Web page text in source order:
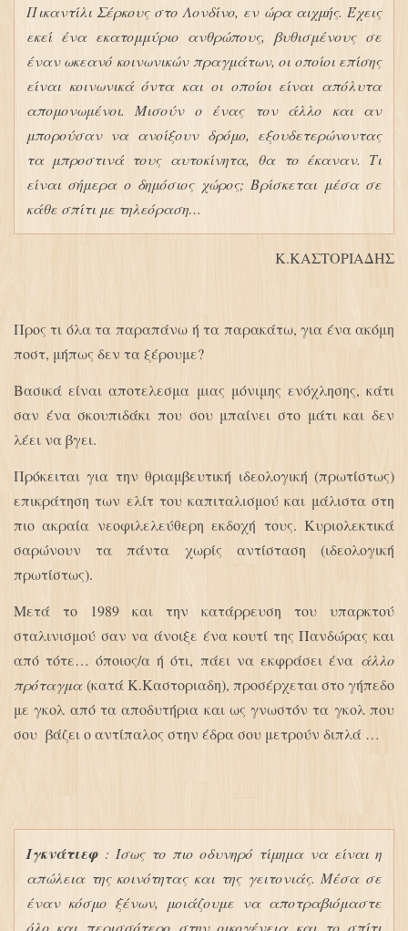
Πικαντίλι Σέρκους στο Λονδίνο, εν ώρα αιχμής. Έχεις
εκεί ένα εκατομμύριο ανθρώπους, βυθισμένους σε
έναν ωκεανό κοινωνικών πραγμάτων, οι οποίοι επίσης
είναι κοινωνικά όντα και οι οποίοι είναι απόλυτα
απομονωμένοι. Μισούν ο ένας τον άλλο και αν
μπορούσαν να ανοίξουν δρόμο, εξουδετερώνοντας
τα μπροστινά τους αυτοκίνητα, θα το έκαναν. Τι
είναι σήμερα ο δημόσιος χώρος; Βρίσκεται μέσα σε
κάθε σπίτι με τηλεόραση…
Κ.ΚΑΣΤΟΡΙΑΔΗΣ
Προς τι όλα τα παραπάνω ή τα παρακάτω, για ένα ακόμη
ποστ, μήπως δεν τα ξέρουμε?
Βασικά είναι αποτελεσμα μιας μόνιμης ενόχλησης, κάτι
σαν ένα σκουπιδάκι που σου μπαίνει στο μάτι και δεν
λέει να βγει.
Πρόκειται για την θριαμβευτική ιδεολογική (πρωτίστως)
επικράτηση των ελίτ του καπιταλισμού και μάλιστα στη
πιο ακραία νεοφιλελεύθερη εκδοχή τους. Κυριολεκτικά
σαρώνουν τα πάντα χωρίς αντίσταση (ιδεολογική
πρωτίστως).
Μετά το 1989 και την κατάρρευση του υπαρκτού
σταλινισμού σαν να άνοιξε ένα κουτί της Πανδώρας και
από τότε… όποιος/α ή ότι, πάει να εκφράσει έναάλλο
πρόταγμα(κατά Κ.Καστοριαδη), προσέρχεται στο γήπεδο
με γκολ από τα αποδυτήρια και ως γνωστόν τα γκολ που
σου βάζει ο αντίπαλος στην έδρα σου μετρούν διπλά …
Ιγκνάτιεφ: Ίσως το πιο οδυνηρό τίμημα να είναι η
απώλεια της κοινότητας και της γειτονιάς. Μέσα σε
έναν κόσμο ξένων, μοιάζουμε να αποτραβιόμαστε
όλο και περισσότερο στην οικογένεια και το σπίτι